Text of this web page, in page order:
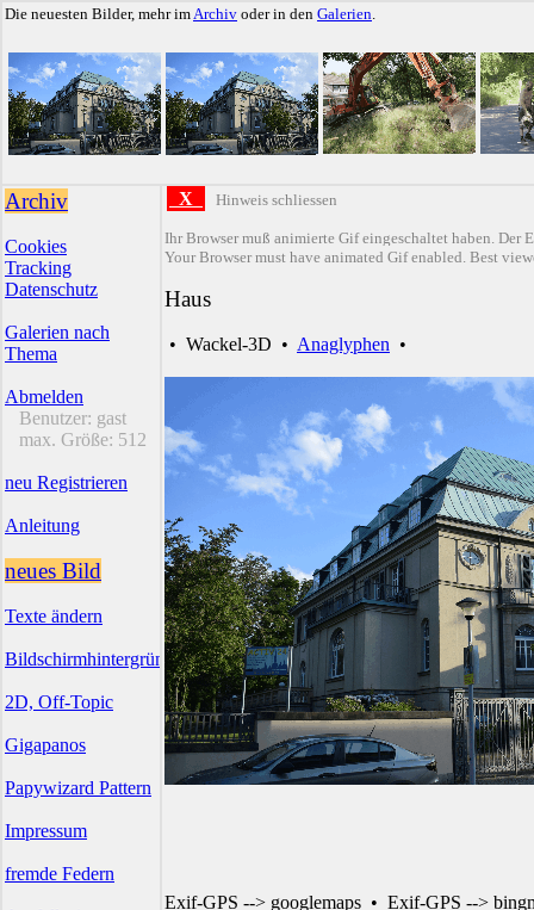
Die neuesten Bilder, mehr imArchiv oder in den Galerien.
Archiv
Cookies
Tracking
Datenschutz
Galerien nach
Thema
Abmelden
Benutzer: gast
max. Größe: 512
neu Registrieren
Anleitung
neues Bild
Texte ändern
Bildschirmhintergründe
2D, Off-Topic
Gigapanos
Papywizard Pattern
Impressum
fremde Federn
X Hinweis schliessen
Ihr Browser muß animierte Gif eingeschaltet haben. Der
Your Browser must have animated Gif enabled. Best
Haus
• Wackel-3D • Anaglyphen •
Exif-GPS --> googlemaps • Exif-GPS -->